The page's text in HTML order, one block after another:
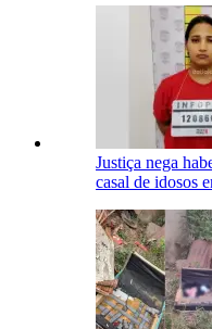
Justiça nega
casal de idosos